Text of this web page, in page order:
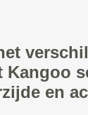
Kangoo
en